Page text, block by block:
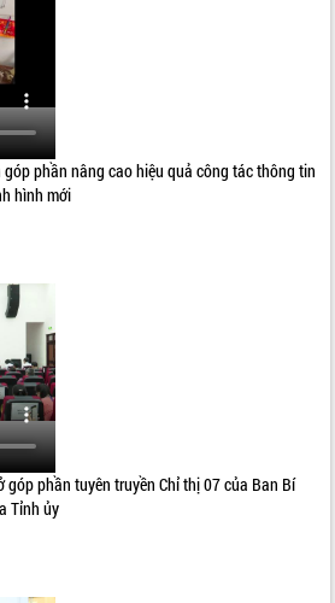
phần nâng cao hiệu quả công tác thông tin
hình mới
góp phần tuyên truyền Chỉ thị 07 của Ban Bí
Tỉnh ủy